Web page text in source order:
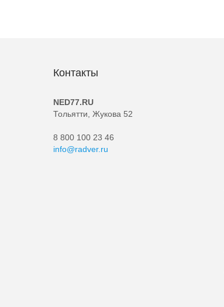
Контакты
NED77.RU
Тольятти, Жукова 52
8 800 100 23 46
info@radver.ru